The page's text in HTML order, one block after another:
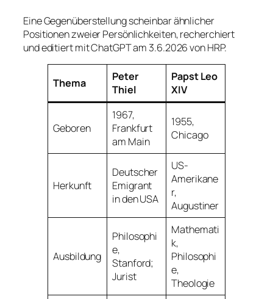
Eine Gegenüberstellung scheinbar ähnlicher
Positionen zweier Persönlichkeiten, recherchiert
und editiert mit ChatGPT am 3.6.2026 von HRP.
Thema
Peter
Thiel
Papst Leo
XIV
Geboren
1967,
Frankfurt
am Main
1955,
Chicago
Herkunft
Deutscher
Emigrant
in den USA
US-
Amerikane
r,
Augustiner
Ausbildung
Philosophi
e,
Stanford;
Jurist
Mathemati
k,
Philosophi
e,
Theologie